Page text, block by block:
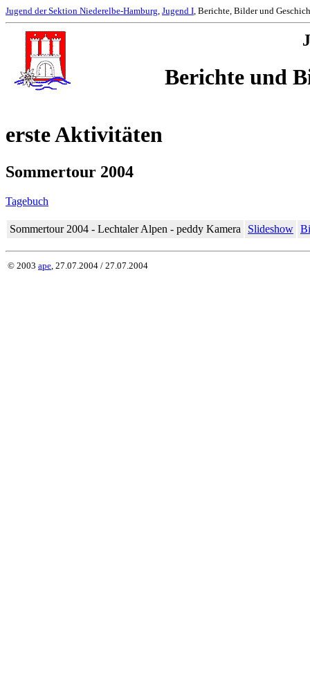
Jugend der Sektion Niederelbe-Hamburg, Jugend I, Berichte, Bilder und
Berichte und
erste Aktivitäten
Sommertour 2004
Tagebuch
Sommertour 2004 - Lechtaler Alpen - peddy Kamera Slideshow
© 2003 ape , 27.07.2004 / 27.07.2004